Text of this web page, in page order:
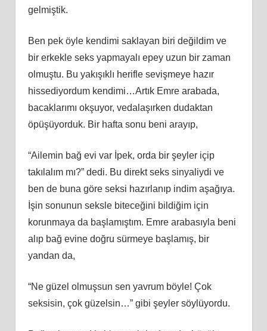
gelmiştik.
Ben pek öyle kendimi saklayan biri değildim ve
bir erkekle seks yapmayalı epey uzun bir zaman
olmuştu. Bu yakışıklı herifle sevişmeye hazır
hissediyordum kendimi…Artık Emre arabada,
bacaklarımı okşuyor, vedalaşırken dudaktan
öpüşüyorduk. Bir hafta sonu beni arayıp,
“Ailemin bağ evi var İpek, orda bir şeyler içip
takılalım mı?” dedi. Bu direkt seks sinyaliydi ve
ben de buna göre seksi hazırlanıp indim aşağıya.
İşin sonunun seksle biteceğini bildiğim için
korunmaya da başlamıştım. Emre arabasıyla beni
alıp bağ evine doğru sürmeye başlamış, bir
yandan da,
“Ne güzel olmuşsun sen yavrum böyle! Çok
seksisin, çok güzelsin…” gibi şeyler söylüyordu.